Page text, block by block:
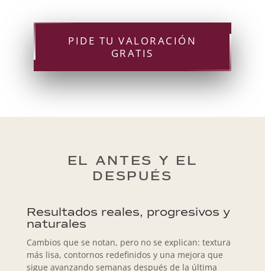
PIDE TU VALORACIÓN
GRATIS
EL ANTES Y EL
DESPUÉS
Resultados reales, progresivos y
naturales
Cambios que se notan, pero no se explican: textura
más lisa, contornos redefinidos y una mejora que
sigue avanzando semanas después de la última